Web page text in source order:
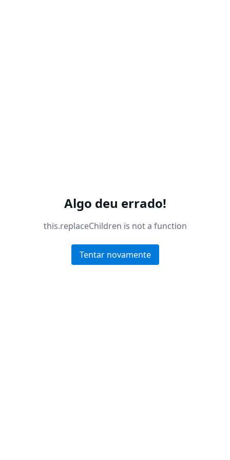
Algo deu errado!
this.replaceChildren is not a function
Tentar novamente